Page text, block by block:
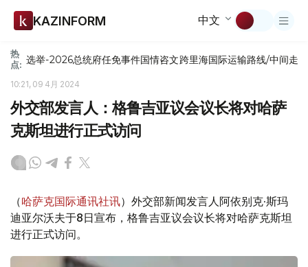
KAZINFORM 中文
热
点: 选举-2026总统府任免事件国情咨文跨里海国际运输路线/中间走廊
10:21, 09 4月 2024
外交部发言人：格鲁吉亚议会议长将对哈萨
克斯坦进行正式访问
（哈萨克国际通讯社讯）外交部新闻发言人阿依别克·斯玛
迪亚尔沃夫于8日宣布，格鲁吉亚议会议长将对哈萨克斯坦
进行正式访问。